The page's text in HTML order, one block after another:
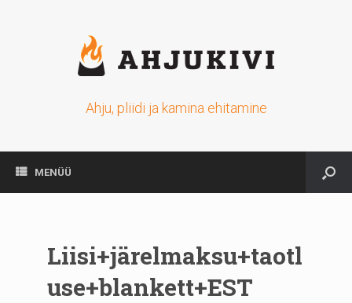
Ahju, pliidi ja kamina ehitamine
MENÜÜ
Liisi+järelmaksu+taotl
use+blankett+EST